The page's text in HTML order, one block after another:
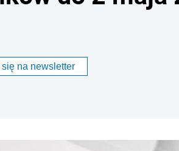
na newsletter